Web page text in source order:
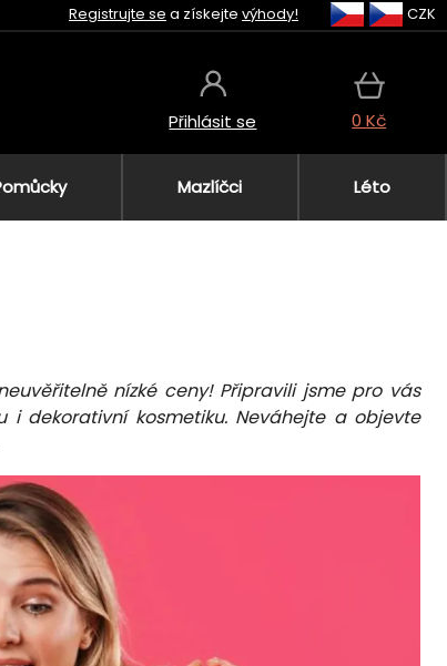
Registrujte se a získejte výhody! CZK
Přihlásit se 0 Kč
Mazlíčci Léto
nízké ceny! Připravili jsme pro vás
i dekorativní kosmetiku. Neváhejte a objevte